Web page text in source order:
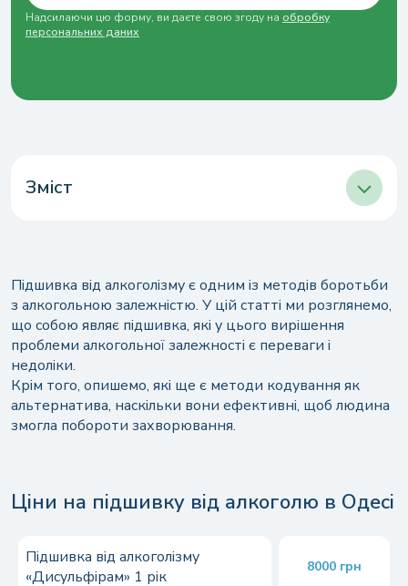
Надсилаючи цю форму, ви даєте свою згоду на обробку
персональних даних
Зміст
Які є ще варіанти кодування?
Можно ли подшить человека без его
Як умовити алкоголіка підшитися від
алкоголізму?
Який термін кодування методом підшивки?
Підшивка від алкоголізму є одним із методів боротьби
з алкогольною залежністю. У цій статті ми розглянемо,
що собою являє підшивка, які у цього вирішення
проблеми алкогольної залежності є переваги і
недоліки.
Крім того, опишемо, які ще є методи кодування як
альтернатива, наскільки вони ефективні, щоб людина
змогла побороти захворювання.
Ціни на підшивку від алкоголю в Одесі
Підшивка від алкоголізму
«Дисульфірам» 1 рік
8000 грн